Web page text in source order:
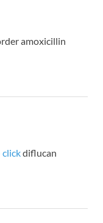
amoxicillin
clickdiflucan